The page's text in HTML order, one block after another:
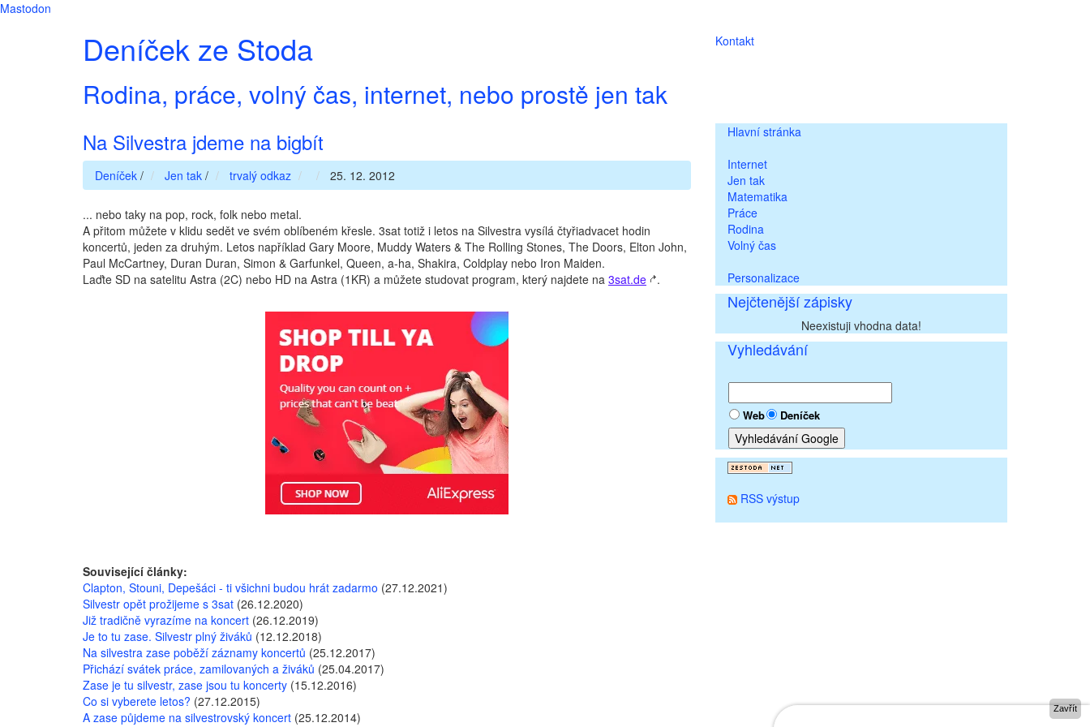
Mastodon
Deníček ze Stoda
Rodina, práce, volný čas, internet, nebo prostě jen tak
Kontakt
Na Silvestra jdeme na bigbít
Deníček / Jen tak / trvalý odkaz 25. 12. 2012
... nebo taky na pop, rock, folk nebo metal.
A přitom můžete v klidu sedět ve svém oblíbeném křesle. 3sat totiž i letos na Silvestra vysílá čtyřiadvacet hodin
koncertů, jeden za druhým. Letos například Gary Moore, Muddy Waters & The Rolling Stones, The Doors, Elton John,
Paul McCartney, Duran Duran, Simon & Garfunkel, Queen, a-ha, Shakira, Coldplay nebo Iron Maiden.
Laďte SD na satelitu Astra (2C) nebo HD na Astra (1KR) a můžete studovat program, který najdete na 3sat.de .
Související články:
Clapton, Stouni, Depešáci - ti všichni budou hrát zadarmo (27.12.2021)
Silvestr opět prožijeme s 3sat (26.12.2020)
Již tradičně vyrazíme na koncert (26.12.2019)
Je to tu zase. Silvestr plný živáků (12.12.2018)
Na silvestra zase poběží záznamy koncertů (25.12.2017)
Přichází svátek práce, zamilovaných a živáků (25.04.2017)
Zase je tu silvestr, zase jsou tu koncerty (15.12.2016)
Co si vyberete letos? (27.12.2015)
A zase půjdeme na silvestrovský koncert (25.12.2014)
Hlavní stránka
Internet
Jen tak
Matematika
Práce
Rodina
Volný čas
Personalizace
Nejčtenější zápisky
Neexistuji vhodna data!
Vyhledávání
Web Deníček
RSS výstup
Zavřít